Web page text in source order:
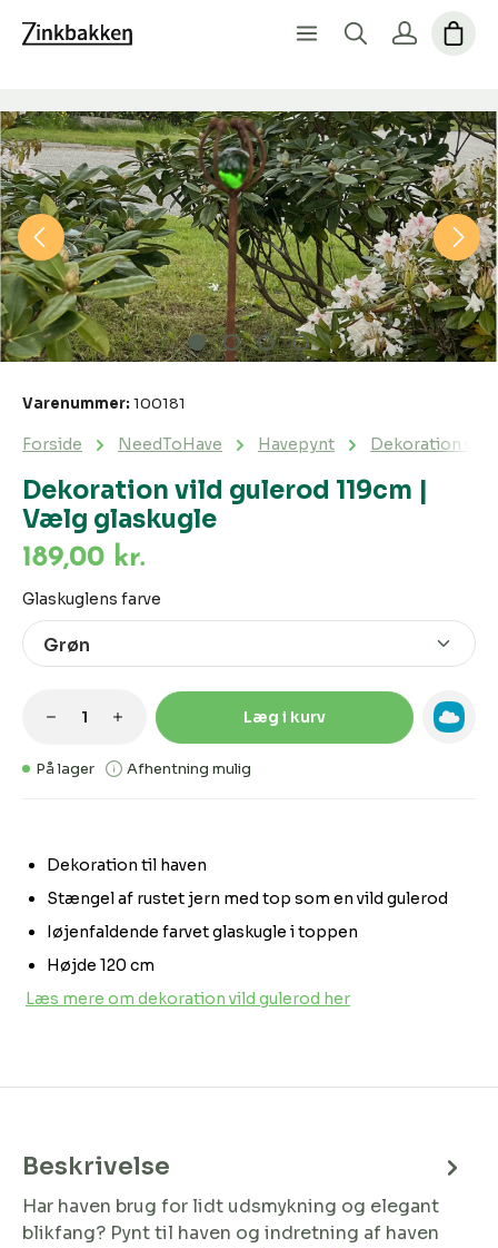
Spring over billedgalleri
Dekoration vild gulerod 119cm |
Vælg glaskugle
Forside NeedToHave Havepynt Dekoration vild
Varenummer: 100181
Dekoration til haven
Stængel af rustet jern med top som en vild gulerod
Iøjenfaldende farvet glaskugle i toppen
Højde 120 cm
Læs mere om dekoration vild gulerod her
189,00 kr.
På lager Afhentning mulig
Vælg
Glaskuglens farve
Produktmængde: Indtast den
Læg i kurv
Beskrivelse
Har haven brug for lidt udsmykning og elegant
blikfang? Pynt til haven og indretning af haven